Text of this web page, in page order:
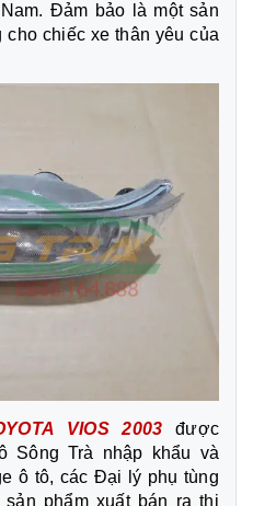
Đảm bảo là một sản
chiếc xe thân yêu của
VIOS 2003
được
Sông Trà nhập khẩu và
ô tô, các Đại lý phụ tùng
phẩm xuất bán ra thị